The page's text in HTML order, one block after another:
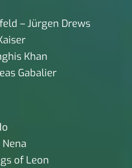
– Jürgen Drews
Khan
Gabalier
of Leon